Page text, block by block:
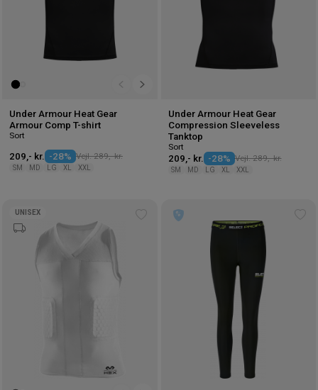
Under Armour Heat Gear
Armour Comp T-shirt
Sort
209,- kr. -28% Vejl. 289,- kr.
SM MD LG XL XXL
Under Armour Heat Gear
Compression Sleeveless
Tanktop
Sort
209,- kr. -28% Vejl. 289,- kr.
SM MD LG XL XXL
UNISEX